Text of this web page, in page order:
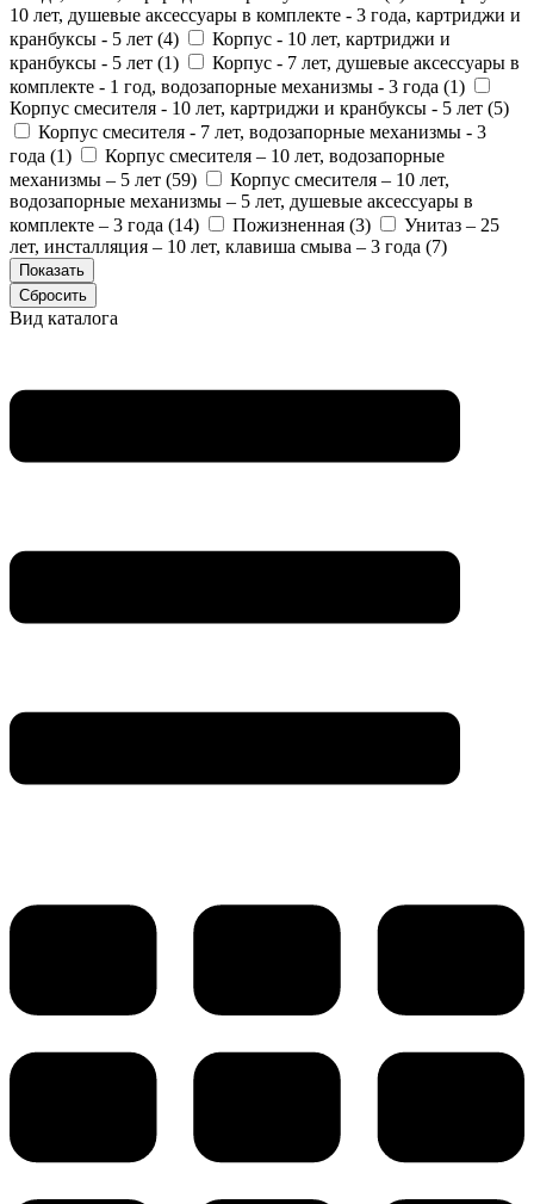
10 лет, душевые аксессуары в комплекте - 3 года, картриджи и
кранбуксы - 5 лет (4)
Корпус - 10 лет, картриджи и
кранбуксы - 5 лет (1)
Корпус - 7 лет, душевые аксессуары в
комплекте - 1 год, водозапорные механизмы - 3 года (1)
Корпус смесителя - 10 лет, картриджи и кранбуксы - 5 лет (5)
Корпус смесителя - 7 лет, водозапорные механизмы - 3
года (1)
Корпус смесителя – 10 лет, водозапорные
механизмы – 5 лет (59)
Корпус смесителя – 10 лет,
водозапорные механизмы – 5 лет, душевые аксессуары в
комплекте – 3 года (14) Пожизненная (3)
Унитаз – 25
лет, инсталляция – 10 лет, клавиша смыва – 3 года (7)
Вид каталога